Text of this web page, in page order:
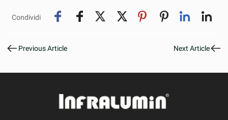
Condividi
Previous Article Next Article